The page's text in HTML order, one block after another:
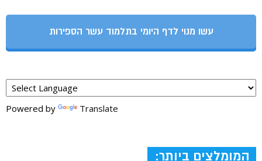
עשו מנוי לדף היומי בתלמוד עשר הספירות
Powered by Translate
המומלצים ביותר: